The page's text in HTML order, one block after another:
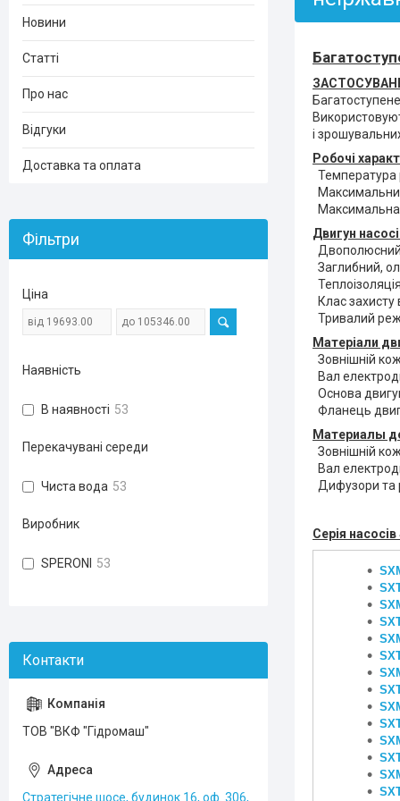
і
Робочі
Температура
Максимальна
Двигун
Двополюсний
Заглибний,
Клас захисту
Тривалий
Матеріали
Зовнішній
Вал
Основа
Фланець
Материалы
Зовнішній
Вал
Дифузори та
Серія
Новини
Статті
Про нас
Відгуки
Доставка та оплата
Фільтри
Ціна
Наявність
В наявності 53
Перекачувані середи
Чиста вода 53
Виробник
SPERONI 53
ТОВ "ВКФ "Гідромаш"
Стратегічне шосе, будинок 16, оф. 306,